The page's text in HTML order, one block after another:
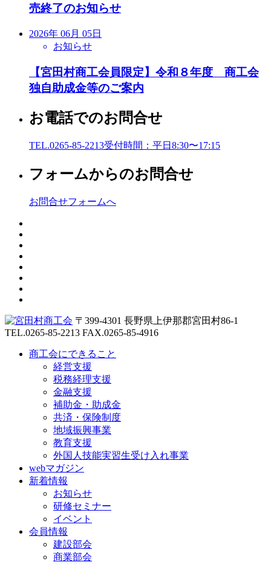
売終了のお知らせ
2026年 06月 05日
お知らせ
【宮田村商工会員限定】令和８年度 商工会
独自助成金等のご案内
お電話でのお問合せ
TEL.0265-85-2213受付時間：平日8:30〜17:15
フォームからのお問合せ
お問合せフォームへ
〒399-4301 長野県上伊那郡宮田村86-1
TEL.0265-85-2213 FAX.0265-85-4916
商工会にできること
経営支援
税務経理支援
金融支援
補助金・助成金
共済・保険制度
地域振興事業
教育支援
外国人技能実習生受け入れ事業
webマガジン
新着情報
お知らせ
研修セミナー
イベント
会員情報
建設部会
商業部会